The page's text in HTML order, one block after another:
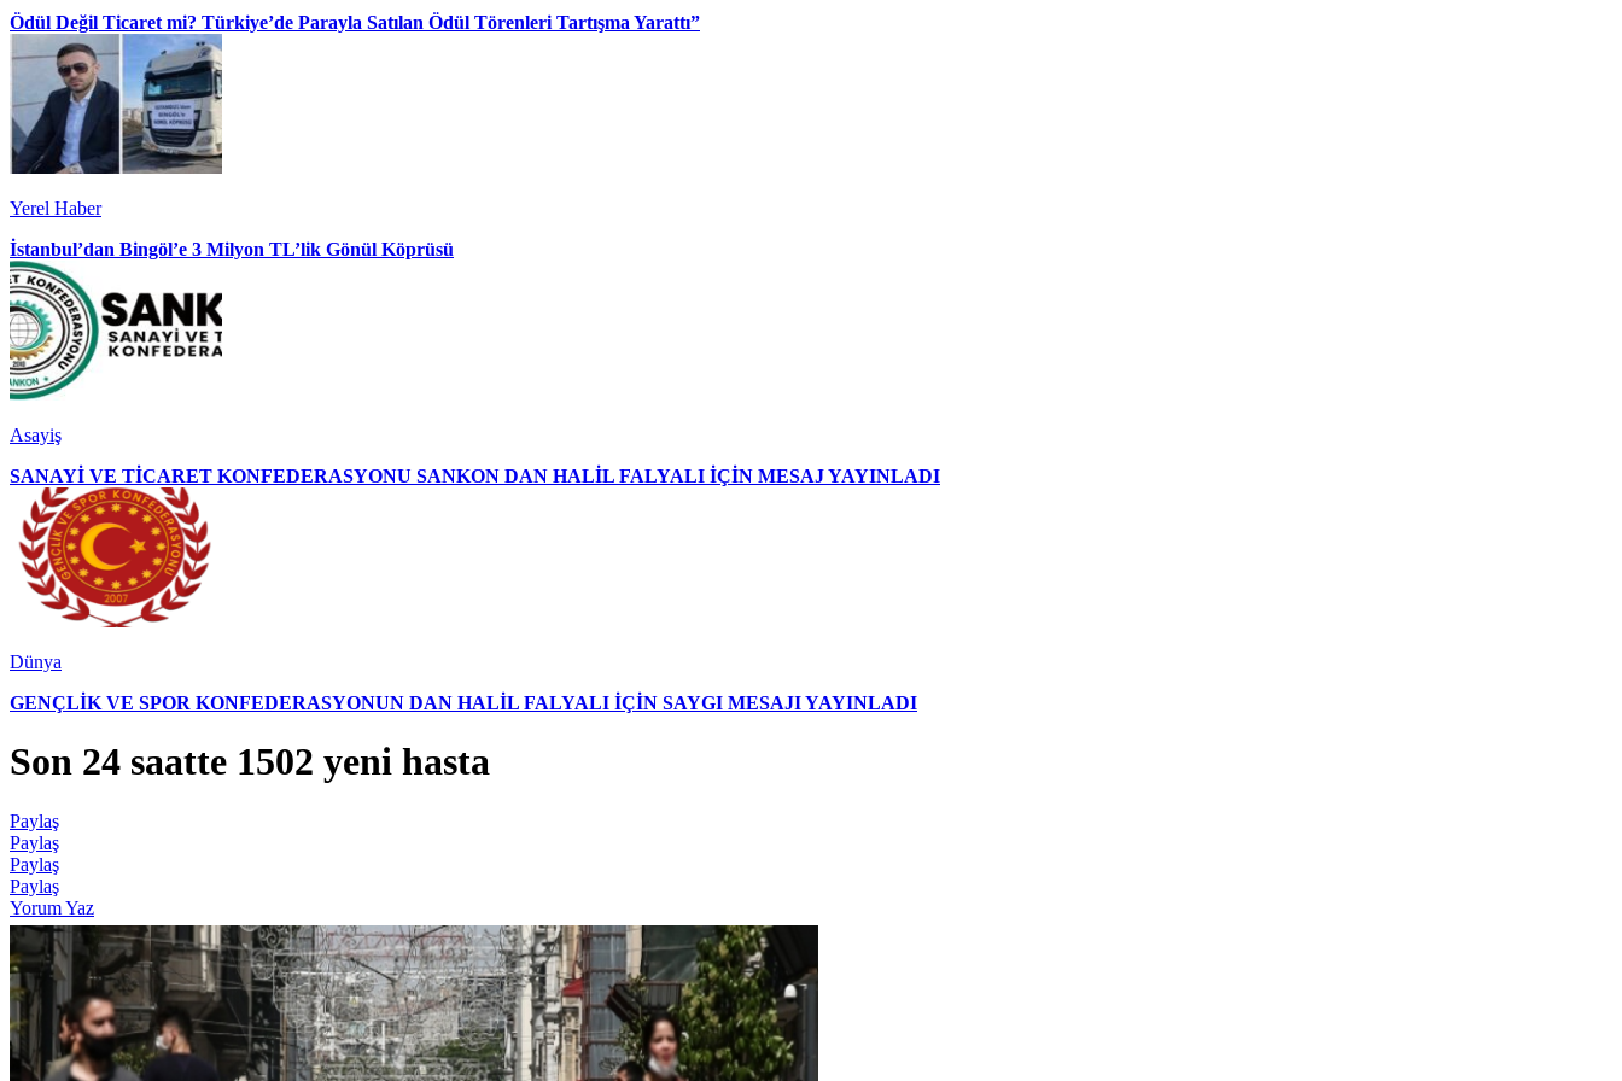
Ödül Değil Ticaret mi? Türkiye’de Parayla Satılan Ödül Törenleri Tartışma Yarattı”
Yerel Haber
İstanbul’dan Bingöl’e 3 Milyon TL’lik Gönül Köprüsü
Asayiş
SANAYİ VE TİCARET KONFEDERASYONU SANKON DAN HALİL FALYALI İÇİN MESAJ YAYINLADI
Dünya
GENÇLİK VE SPOR KONFEDERASYONUN DAN HALİL FALYALI İÇİN SAYGI MESAJI YAYINLADI
Son 24 saatte 1502 yeni hasta
Paylaş
Paylaş
Paylaş
Paylaş
Yorum Yaz